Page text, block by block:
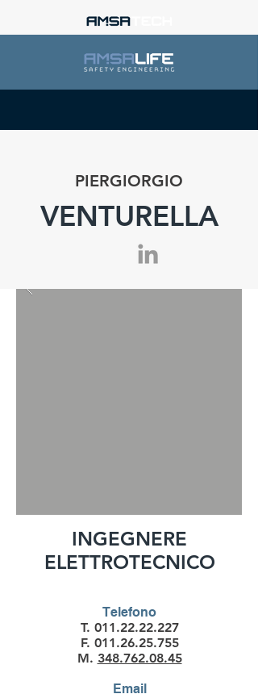
PIERGIORGIO
VENTURELLA
INGEGNERE
ELETTROTECNICO
Telefono
T. 011.22.22.227
F. 011.26.25.755
M. 348.762.08.45
Email